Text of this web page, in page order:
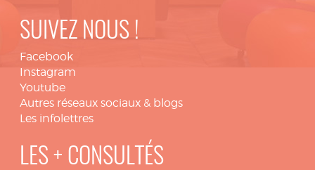
SUIVEZ NOUS !
Facebook
Instagram
Youtube
Autres réseaux sociaux & blogs
Les infolettres
LES + CONSULTÉS